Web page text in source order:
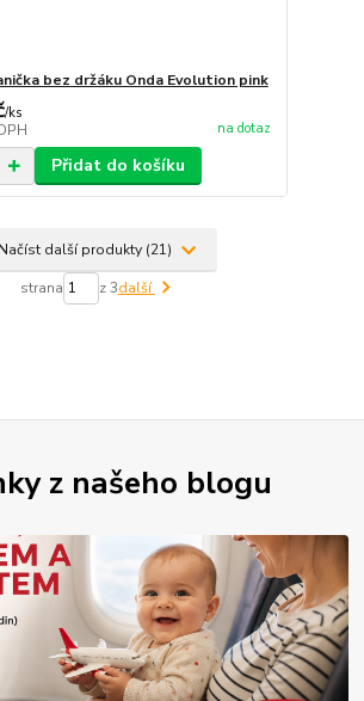
bez držáku Onda Evolution pink
/ks
na dotaz
Přidat do košíku
Načíst další produkty (21)
strana z 3další
z našeho blogu